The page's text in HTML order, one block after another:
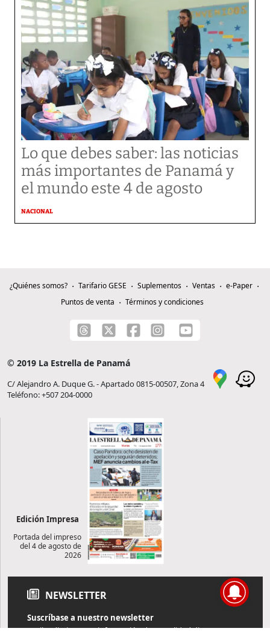
Lo que debes saber: las noticias
más importantes de Panamá y
el mundo este 4 de agosto
NACIONAL
¿Quiénes somos? Tarifario GESE Suplementos Ventas
e-Paper
Puntos de venta
Términos y condiciones
© 2019 La Estrella de Panamá
C/ Alejandro A. Duque G. - Apartado 0815-00507, Zona 4
Teléfono: +507 204-0000
Edición Impresa
Portada del impreso
del 4 de agosto de
2026
NEWSLETTER
Suscríbase a nuestro newsletter
Reciba diariamente información de actualidad directamente en